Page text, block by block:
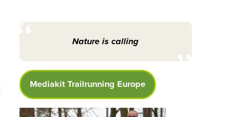
Nature is calling
Mediakit Trailrunning Europe